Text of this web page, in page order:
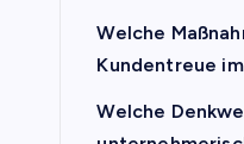
Welche
Kundentreue
Welche